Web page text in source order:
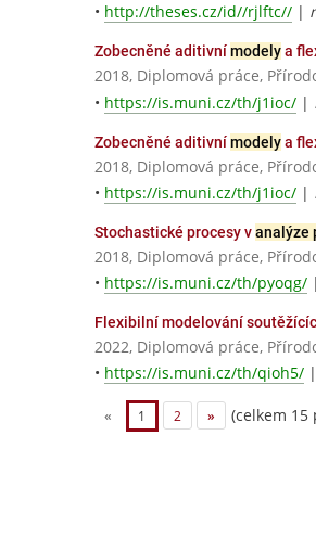
• http://theses.cz/id//rjlftc// |
Zobecněné aditivnímodelya
2018, Diplomová práce,
• https://is.muni.cz/th/j1ioc/ |
Zobecněné aditivnímodelya
2018, Diplomová práce,
• https://is.muni.cz/th/j1ioc/ |
Stochastické procesy vanalýze
2018, Diplomová práce,
• https://is.muni.cz/th/pyoqg/ |
Flexibilní modelování
2022, Diplomová práce,
• https://is.muni.cz/th/qioh5/ |
« 1 2 » (celkem 15